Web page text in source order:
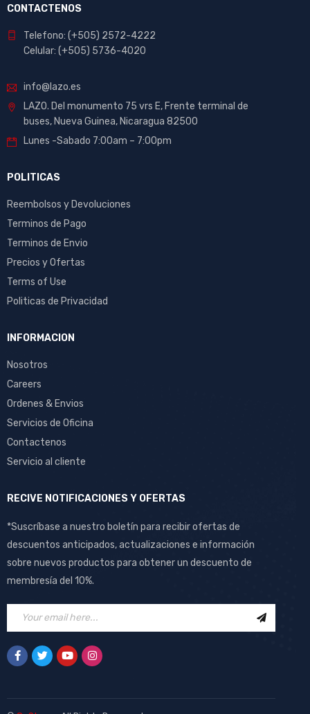
CONTACTENOS
Telefono: (+505) 2572-4222
Celular: (+505) 5736-4020
info@lazo.es
LAZO. Del monumento 75 vrs E, Frente terminal de
buses, Nueva Guinea, Nicaragua 82500
Lunes -Sabado 7:00am – 7:00pm
POLITICAS
Reembolsos y Devoluciones
Terminos de Pago
Terminos de Envio
Precios y Ofertas
Terms of Use
Politicas de Privacidad
INFORMACION
Nosotros
Careers
Ordenes & Envios
Servicios de Oficina
Contactenos
Servicio al cliente
RECIVE NOTIFICACIONES Y OFERTAS
*Suscríbase a nuestro boletín para recibir ofertas de
descuentos anticipados, actualizaciones e información
sobre nuevos productos para obtener un descuento de
membresía del 10%.